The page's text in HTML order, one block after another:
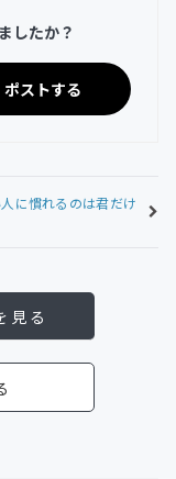
したか？
ポストする
に慣れるのは君だけ
見る